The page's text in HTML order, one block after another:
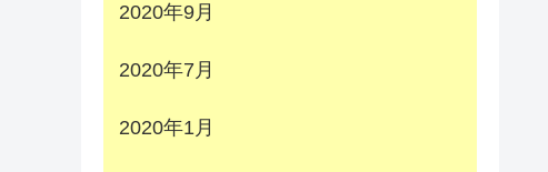
2020年9月
2020年7月
2020年1月